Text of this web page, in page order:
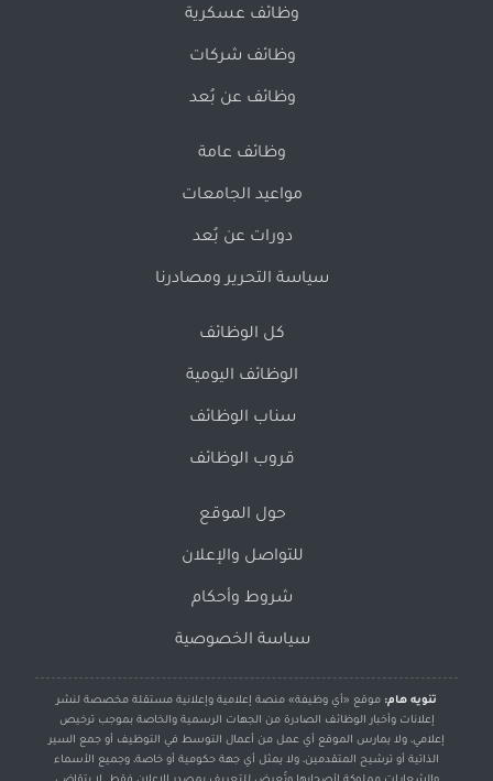
وظائف عسكرية
وظائف شركات
وظائف عن بُعد
وظائف عامة
مواعيد الجامعات
دورات عن بُعد
سياسة التحرير ومصادرنا
كل الوظائف
الوظائف اليومية
سناب الوظائف
قروب الوظائف
حول الموقع
للتواصل والإعلان
شروط وأحكام
سياسة الخصوصية
تنويه هام: موقع «أي وظيفة» منصة إعلامية وإعلانية مستقلة مخصصة لنشر
إعلانات وأخبار الوظائف الصادرة من الجهات الرسمية والخاصة بموجب ترخيص
إعلامي، ولا يمارس الموقع أي عمل من أعمال التوسط في التوظيف أو جمع السير
الذاتية أو ترشيح المتقدمين، ولا يمثل أي جهة حكومية أو خاصة، وجميع الأسماء